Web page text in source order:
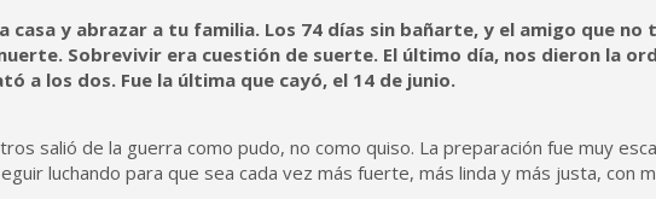
y abrazar a tu familia. Los 74 días sin bañarte, y el amigo que
Sobrevivir era cuestión de suerte. El último día, nos dieron la
a los dos. Fue la última que cayó, el 14 de junio.
salió de la guerra como pudo, no como quiso. La preparación fue muy
luchando para que sea cada vez más fuerte, más linda y más justa, con